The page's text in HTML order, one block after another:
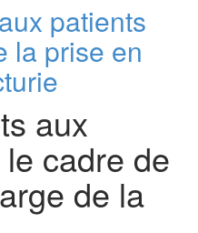
patients
la prise en
aux
cadre de
de la